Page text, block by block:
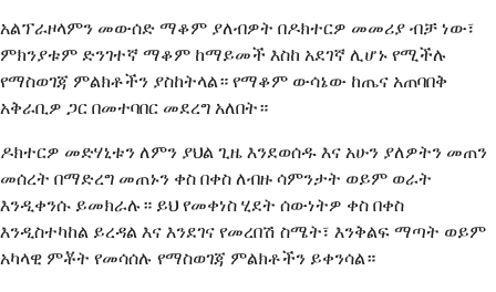
አልፕራዞላምን መውሰድ ማቆም ያለብዎት በዶክተርዎ መመሪያ ብቻ ነው፣
ምክንያቱም ድንገተኛ ማቆም ከማይመች እስከ አደገኛ ሊሆኑ የሚችሉ
የማስወገጃ ምልክቶችን ያስከትላል። የማቆም ውሳኔው ከጤና አጠባበቅ
አቅራቢዎ ጋር በመተባበር መደረግ አለበት።
ዶክተርዎ መድሃኒቱን ለምን ያህል ጊዜ እንደወሰዱ እና አሁን ያለዎትን መጠን
መሰረት በማድረግ መጠኑን ቀስ በቀስ ለብዙ ሳምንታት ወይም ወራት
እንዲቀንሱ ይመክራሉ። ይህ የመቀነስ ሂደት ሰውነትዎ ቀስ በቀስ
እንዲስተካከል ይረዳል እና እንደገና የመረበሽ ስሜት፣ እንቅልፍ ማጣት ወይም
አካላዊ ምቾት የመሳሰሉ የማስወገጃ ምልክቶችን ይቀንሳል።